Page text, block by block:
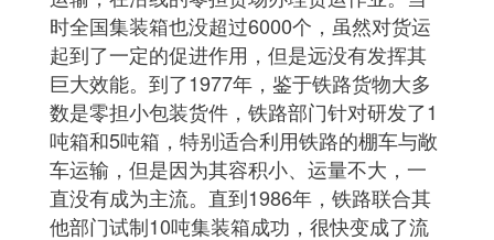
时全国集装箱也没超过6000个，虽然对货运
起到了一定的促进作用，但是远没有发挥其
巨大效能。到了1977年，鉴于铁路货物大多
数是零担小包装货件，铁路部门针对研发了1
吨箱和5吨箱，特别适合利用铁路的棚车与敞
车运输，但是因为其容积小、运量不大，一
直没有成为主流。直到1986年，铁路联合其
他部门试制10吨集装箱成功，很快变成了流